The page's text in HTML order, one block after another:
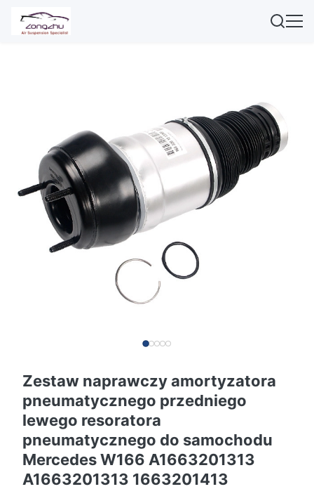
Zestaw naprawczy amortyzatora
pneumatycznego przedniego
lewego resoratora
pneumatycznego do samochodu
Mercedes W166 A1663201313
A1663201313 1663201413